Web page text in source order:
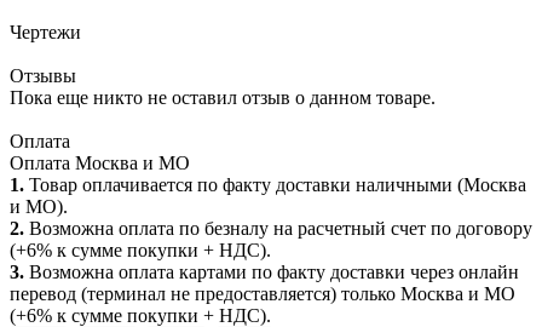
Чертежи
Отзывы
Пока еще никто не оставил отзыв о данном товаре.
Оплата
Оплата Москва и МО
1. Товар оплачивается по факту доставки наличными (Москва
и МО).
2. Возможна оплата по безналу на расчетный счет по договору
(+6% к сумме покупки + НДС).
3. Возможна оплата картами по факту доставки через онлайн
перевод (терминал не предоставляется) только Москва и МО
(+6% к сумме покупки + НДС).